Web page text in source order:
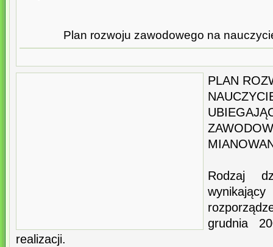
Plan rozwoju zawodowego na
PLAN
Rodzaj
grudnia
realizacji.